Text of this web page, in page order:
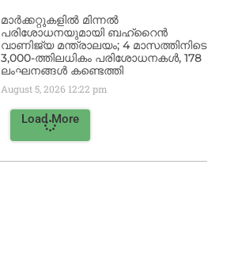
മാർക്കറ്റുകളിൽ മിന്നൽ
പരിശോധനയുമായി ബഹ്‌റൈൻ
വാണിജ്യ മന്ത്രാലയം; 4 മാസത്തിനിടെ
3,000-ത്തിലധികം പരിശോധനകൾ, 178
ലംഘനങ്ങൾ കണ്ടെത്തി
August 5, 2026 12:22 pm
Load More